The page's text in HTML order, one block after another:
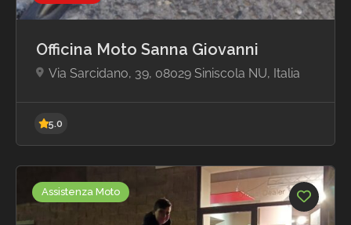
4.9
Officina Moto Sanna Giovanni
Via Sarcidano, 39, 08029 Siniscola NU, Italia
Assistenza Moto